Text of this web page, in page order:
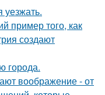
уезжать.
пример того, как
создают
города.
воображение - от